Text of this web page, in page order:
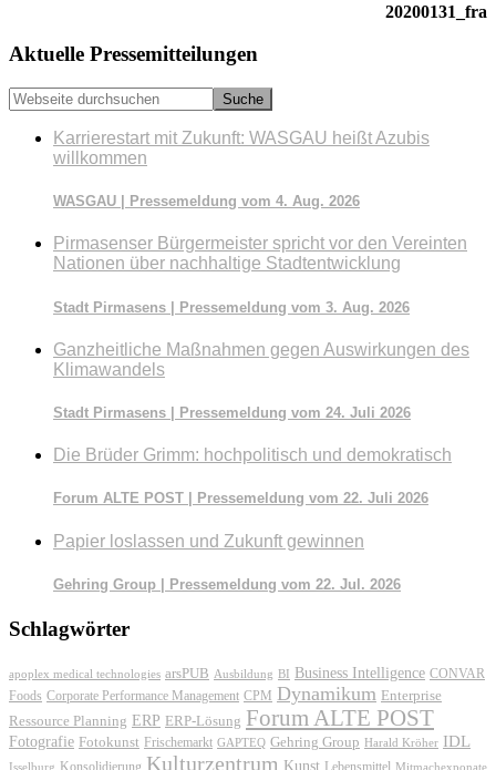
20200131_fra
Seitenspalte
Aktuelle Pressemitteilungen
Webseite
durchsuchen
Karrierestart mit Zukunft: WASGAU heißt Azubis
willkommen
WASGAU | Pressemeldung vom 4. Aug. 2026
Pirmasenser Bürgermeister spricht vor den Vereinten
Nationen über nachhaltige Stadtentwicklung
Stadt Pirmasens | Pressemeldung vom 3. Aug. 2026
Ganzheitliche Maßnahmen gegen Auswirkungen des
Klimawandels
Stadt Pirmasens | Pressemeldung vom 24. Juli 2026
Die Brüder Grimm: hochpolitisch und demokratisch
Forum ALTE POST | Pressemeldung vom 22. Juli 2026
Papier loslassen und Zukunft gewinnen
Gehring Group | Pressemeldung vom 22. Jul. 2026
Schlagwörter
apoplex medical technologies arsPUB Ausbildung BI Business Intelligence CONVAR
Foods Corporate Performance Management CPM Dynamikum Enterprise
Ressource Planning ERP ERP-Lösung Forum ALTE POST
Fotografie Fotokunst Frischemarkt GAPTEQ Gehring Group Harald Kröher IDL
Isselburg Konsolidierung Kulturzentrum Kunst Lebensmittel Mitmachexponate